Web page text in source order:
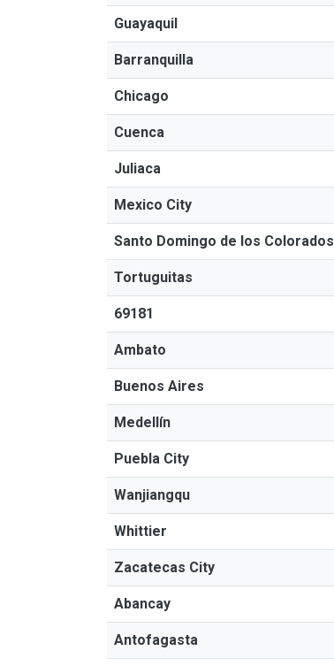
Guayaquil
Barranquilla
Chicago
Cuenca
Juliaca
Mexico City
Santo Domingo de los Colorados
Tortuguitas
69181
Ambato
Buenos Aires
Medellín
Puebla City
Wanjiangqu
Whittier
Zacatecas City
Abancay
Antofagasta